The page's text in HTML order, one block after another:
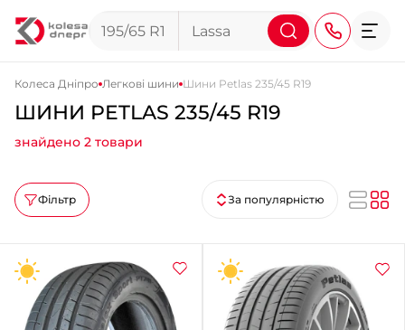
+38 (095) 276-44-44
+38 (067) 911-14-14
- на Щепкіна
+38 (098) 911-911-0
- на Тополі
Колеса Дніпро Легкові шини Шини Petlas 235/45 R19
ШИНИ PETLAS 235/45 R19
знайдено 2 товари
Фільтр За популярністю